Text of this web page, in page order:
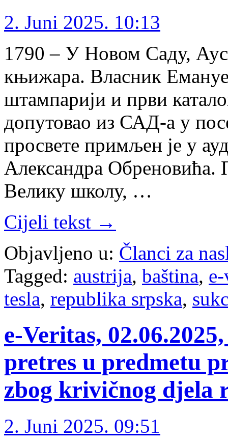
2. Juni 2025. 10:13
1790 – У Новом Саду,
књижара. Власник
штампарији и први
допутовао из САД-а у
просвете примљен је у
Александра Обреновића.
Велику школу, …
Cijeli tekst →
Objavljeno u: Članci za
Tagged: austrija, baština,
tesla, republika srpska,
e-Veritas,
pretres u predmetu
zbog krivičnog djela
2. Juni 2025. 09:51